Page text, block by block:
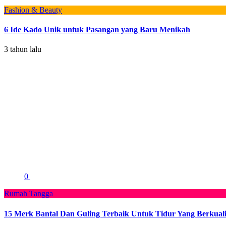
Fashion & Beauty
6 Ide Kado Unik untuk Pasangan yang Baru Menikah
3 tahun lalu
0
Rumah Tangga
15 Merk Bantal Dan Guling Terbaik Untuk Tidur Yang